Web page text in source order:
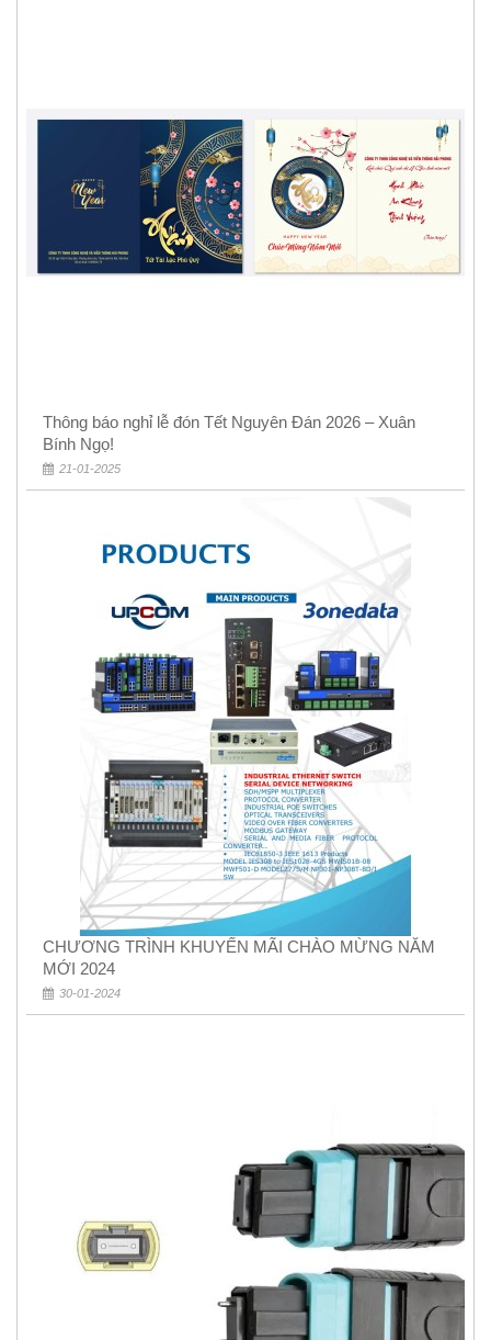
Thông báo nghỉ lễ đón Tết Nguyên Đán 2026 – Xuân
Bính Ngọ!
21-01-2025
CHƯƠNG TRÌNH KHUYẾN MÃI CHÀO MỪNG NĂM
MỚI 2024
30-01-2024